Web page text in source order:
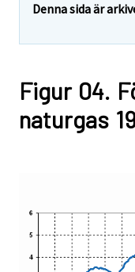
Denna sida är
Figur 04.
naturgas